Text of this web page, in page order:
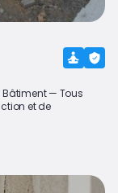
Bâtiment — Tous
et de